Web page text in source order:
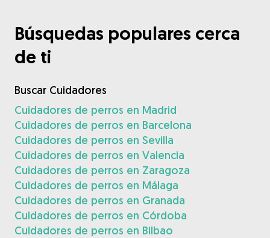
Búsquedas populares cerca
de ti
Buscar Cuidadores
Cuidadores de perros en Madrid
Cuidadores de perros en Barcelona
Cuidadores de perros en Sevilla
Cuidadores de perros en Valencia
Cuidadores de perros en Zaragoza
Cuidadores de perros en Málaga
Cuidadores de perros en Granada
Cuidadores de perros en Córdoba
Cuidadores de perros en Bilbao